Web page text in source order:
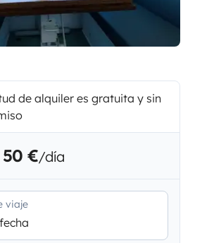
de alquiler es gratuita y sin
50 €/día
viaje